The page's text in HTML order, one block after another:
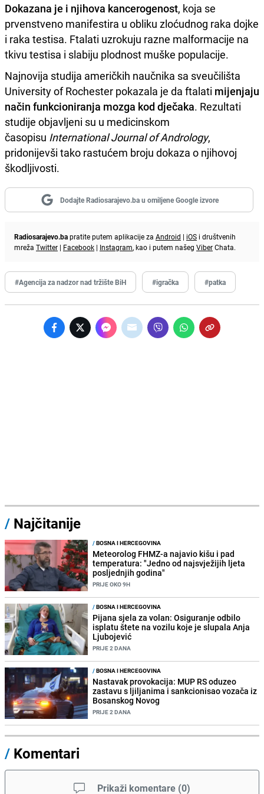
Dokazana je i njihova kancerogenost, koja se
prvenstveno manifestira u obliku zloćudnog raka dojke
i raka testisa. Ftalati uzrokuju razne malformacije na
tkivu testisa i slabiju plodnost muške populacije.
Najnovija studija američkih naučnika sa sveučilišta
University of Rochester pokazala je da ftalati mijenjaju
način funkcioniranja mozga kod dječaka. Rezultati
studije objavljeni su u medicinskom
časopisu International Journal of Andrology,
pridonijevši tako rastućem broju dokaza o njihovoj
škodljivosti.
Dodajte Radiosarajevo.ba u omiljene Google izvore
Radiosarajevo.bapratite putem aplikacije za Android | iOS i društvenih
mreža Twitter | Facebook | Instagram, kao i putem našeg ViberChata.
#Agencija za nadzor nad tržište BiH #igračka #patka
/ Najčitanije
/BOSNA I HERCEGOVINA
Meteorolog FHMZ-a najavio kišu i pad
temperatura: "Jedno od najsvježijih ljeta
posljednjih godina"
PRIJE OKO 9H
/BOSNA I HERCEGOVINA
Pijana sjela za volan: Osiguranje odbilo
isplatu štete na vozilu koje je slupala Anja
Ljubojević
PRIJE 2 DANA
/BOSNA I HERCEGOVINA
Nastavak provokacija: MUP RS oduzeo
zastavu s ljiljanima i sankcionisao vozača iz
Bosanskog Novog
PRIJE 2 DANA
/ Komentari
Prikaži komentare (0)